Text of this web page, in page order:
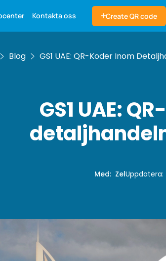
Kontakta oss Create QR code
Blog GS1 UAE: QR-Koder Inom
GS1 UAE:
Med: ZelUppdatera: